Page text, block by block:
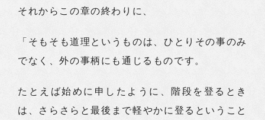
それからこの章の終わりに、
「そもそも道理というものは、ひとりその事のみ
でなく、外の事柄にも通じるものです。
たとえば始めに申したように、階段を登るとき
は、さらさらと最後まで軽やかに登るということ